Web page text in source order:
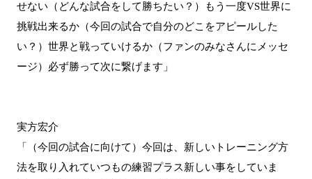
せない（どんな試合をして勝ちたい？）もう一度VS世界に
挑戦出来るか（今回の試合で自分のどこをアピールした
い？）世界と戦っていけるか（ファンのみなさんにメッセ
ージ）必ず勝って次に繋げます」
実方宏介
「（今回の試合に向けて）今回は、新しいトレーニング方
法を取り入れていつもの練習プラス新しい事をしていま